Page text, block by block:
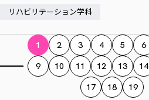
リハビリテーション学科
1 2 3 4 5 6
9
10 11 12 13 14
17
18 19